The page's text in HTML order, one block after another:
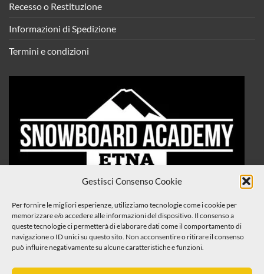
Gestisci Consenso Cookie
Per fornire le migliori esperienze, utilizziamo tecnologie come i cookie per
memorizzare e/o accedere alle informazioni del dispositivo. Il consenso a
queste tecnologie ci permetterà di elaborare dati come il comportamento di
navigazione o ID unici su questo sito. Non acconsentire o ritirare il consenso
può influire negativamente su alcune caratteristiche e funzioni.
Recesso o Restituzione
Informazioni di Spedizione
Termini e condizioni